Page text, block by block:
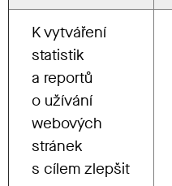
K vytváření
statistik
a reportů
o užívání
webových
stránek
s cílem zlepšit